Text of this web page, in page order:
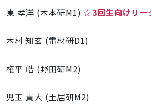
東 孝洋 (木本研M1)☆3回生向けリー
木村 知玄 (電材研D1)
権平 皓 (野田研M2)
児玉 貴大 (土居研M2)